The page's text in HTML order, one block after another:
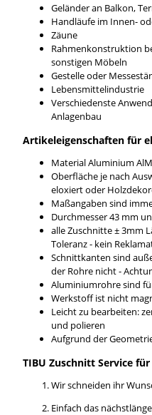
Geländer an Balkon,
Handläufe im Innen-
Zäune
Rahmenkonstruktion
sonstigen Möbeln
Gestelle oder
Lebensmittelindustrie
Verschiedenste
Anlagenbau
Artikeleigenschaften für
Material Aluminium
Oberfläche je nach
eloxiert oder
Maßangaben sind
Durchmesser 43 mm
alle Zuschnitte ± 3mm
Toleranz - kein
Schnittkanten sind
der Rohre nicht -
Aluminiumrohre sind
Werkstoff ist nicht
Leicht zu bearbeiten:
und polieren
Aufgrund der
TIBU Zuschnitt Service
Wir schneiden ihr
Einfach das